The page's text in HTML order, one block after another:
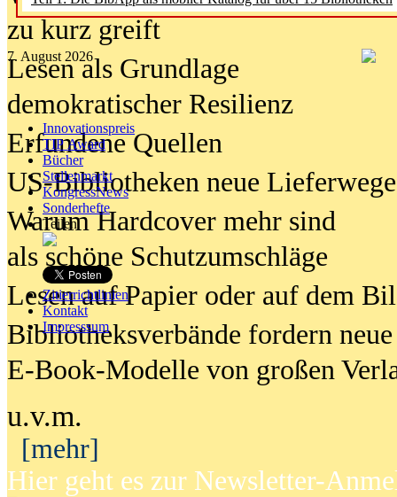
7. August 2026
Innovationspreis
TIP Award
Bücher
Stellenmarkt
KongressNews
Sonderhefte
Teilen
Zitierrichtlinien
Kontakt
Impresssum
zu kurz greift
Lesen als Grundlage
demokratischer Resilienz
Erfundene Quellen
US-Bibliotheken neue Lieferwege
Warum Hardcover mehr sind
als schöne Schutzumschläge
Lesen auf Papier oder auf dem
Bibliotheksverbände fordern neue
E-Book-Modelle von großen
u.v.m.
[mehr]
Hier geht es zur Newsletter-